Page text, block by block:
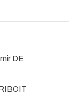
DE